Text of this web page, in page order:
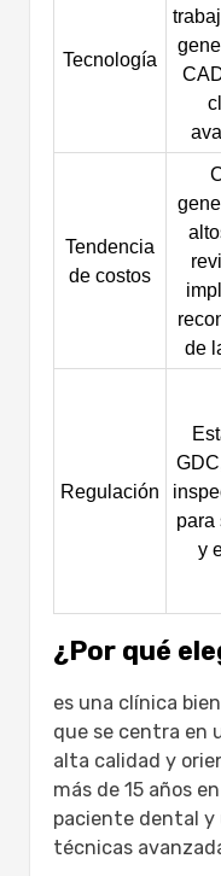
Tecnología
Tendencia
de costos
de
Regulación
para
y
¿Por qué
es una clínica
que se centra en
alta calidad y
más de 15 años
paciente dental y
técnicas